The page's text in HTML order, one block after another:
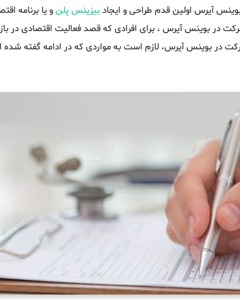
آيرس اولین قدم طراحی و ایجادبیزینس پلنو یا برنامه
بوينس آيرس ، برای افرادی که قصد فعالیت اقتصادی در
در بوينس آيرس، لازم است به مواردی که در ادامه گفته